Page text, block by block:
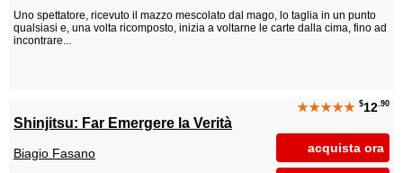
Uno spettatore, ricevuto il mazzo mescolato dal mago, lo taglia in un punto
qualsiasi e, una volta ricomposto, inizia a voltarne le carte dalla cima, fino ad
incontrare...
★★★★★ $12.90
acquista ora
Shinjitsu: Far Emergere la Verità
Biagio Fasano